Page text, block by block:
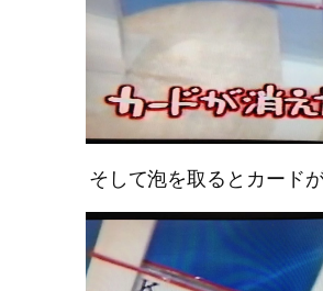
そして泡を取るとカードが